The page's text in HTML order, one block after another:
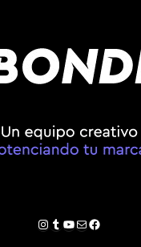
Instagram
Tumblr
YouTube
Correo electrónico
Facebook